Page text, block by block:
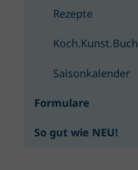
Rezepte
Koch.Kunst.Buch
Saisonkalender
Formulare
So gut wie NEU!